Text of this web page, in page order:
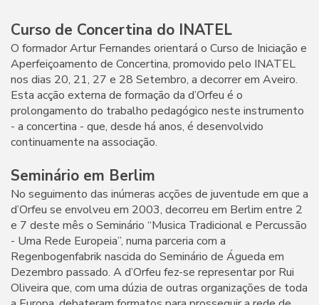
Curso de Concertina do INATEL
O formador Artur Fernandes orientará o Curso de Iniciação e
Aperfeiçoamento de Concertina, promovido pelo INATEL
nos dias 20, 21, 27 e 28 Setembro, a decorrer em Aveiro.
Esta acção externa de formação da d’Orfeu é o
prolongamento do trabalho pedagógico neste instrumento
- a concertina - que, desde há anos, é desenvolvido
continuamente na associação.
Seminário em Berlim
No seguimento das inúmeras acções de juventude em que a
d’Orfeu se envolveu em 2003, decorreu em Berlim entre 2
e 7 deste mês o Seminário “Musica Tradicional e Percussão
- Uma Rede Europeia”, numa parceria com a
Regenbogenfabrik nascida do Seminário de Águeda em
Dezembro passado. A d’Orfeu fez-se representar por Rui
Oliveira que, com uma dúzia de outras organizações de toda